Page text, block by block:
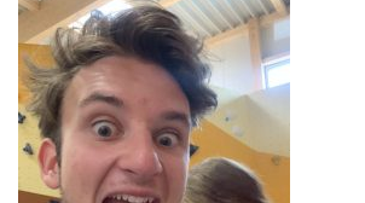
IMPRESSUM